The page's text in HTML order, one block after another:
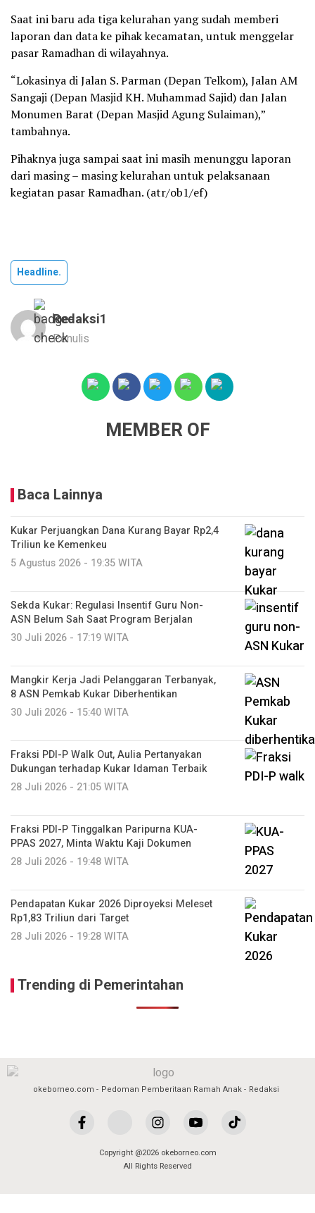
Saat ini baru ada tiga kelurahan yang sudah memberi
laporan dan data ke pihak kecamatan, untuk menggelar
pasar Ramadhan di wilayahnya.
“Lokasinya di Jalan S. Parman (Depan Telkom), Jalan AM
Sangaji (Depan Masjid KH. Muhammad Sajid) dan Jalan
Monumen Barat (Depan Masjid Agung Sulaiman),”
tambahnya.
Pihaknya juga sampai saat ini masih menunggu laporan
dari masing – masing kelurahan untuk pelaksanaan
kegiatan pasar Ramadhan. (atr/ob1/ef)
Headline.
Redaksi1
Penulis
MEMBER OF
Baca Lainnya
Kukar Perjuangkan Dana Kurang Bayar Rp2,4
Triliun ke Kemenkeu
5 Agustus 2026 - 19:35 WITA
Sekda Kukar: Regulasi Insentif Guru Non-
ASN Belum Sah Saat Program Berjalan
30 Juli 2026 - 17:19 WITA
Mangkir Kerja Jadi Pelanggaran Terbanyak,
8 ASN Pemkab Kukar Diberhentikan
30 Juli 2026 - 15:40 WITA
Fraksi PDI-P Walk Out, Aulia Pertanyakan
Dukungan terhadap Kukar Idaman Terbaik
28 Juli 2026 - 21:05 WITA
Fraksi PDI-P Tinggalkan Paripurna KUA-
PPAS 2027, Minta Waktu Kaji Dokumen
28 Juli 2026 - 19:48 WITA
Pendapatan Kukar 2026 Diproyeksi Meleset
Rp1,83 Triliun dari Target
28 Juli 2026 - 19:28 WITA
Trending di Pemerintahan
okeborneo.com Pedoman Pemberitaan Ramah Anak Redaksi
Copyright @2026 okeborneo.com
All Rights Reserved